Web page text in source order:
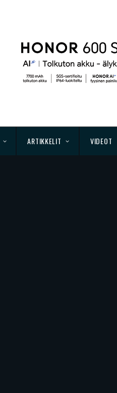
ARTIKKELIT VIDEOT